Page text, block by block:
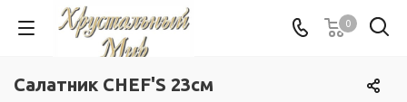
0
Салатник CHEF'S 23см